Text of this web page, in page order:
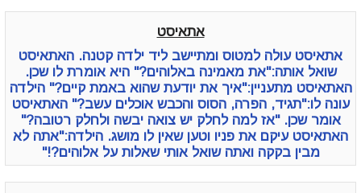
אתאיסט
אתאיסט עולה למטוס ומתיישב ליד ילדה קטנה. האתאיסט
שואל אותה:"את מאמינה באלוהים?" היא אומרת לו שכן.
האתאיסט מתעניין:"איך את יודעת שהוא באמת קיים?" הילדה
עונה לו:"תגיד, הפרה, הסוס והכבש אוכלים עשב?" האתאיסט
אומר שכן. "אז למה לחלק יש צואה יבשה ולחלק רטובה?"
האתאיסט עיקם את פניו וטען שאין לו מושג. הילדה:"אתה לא
מבין בקקה ואתה שואל אותי שאלות על אלוהים?!"